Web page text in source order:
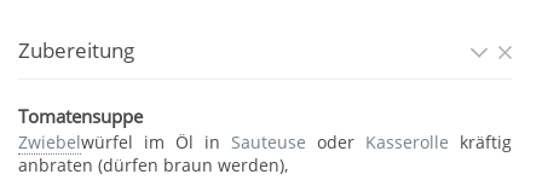
Zubereitung
Tomatensuppe
Zwiebelwürfel im Öl in Sauteuse oder Kasserolle kräftig
anbraten (dürfen braun werden),